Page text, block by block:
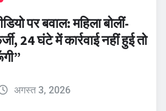
पर बवाल: महिला बोलीं-
24 घंटे में कार्रवाई नहीं हुई तो
अगस्त 3, 2026